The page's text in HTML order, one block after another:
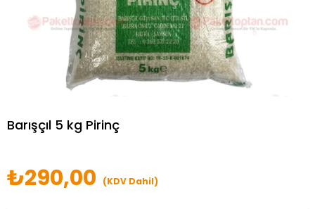
Barışçıl 5 kg Pirinç
₺290,00 (KDV Dahil)